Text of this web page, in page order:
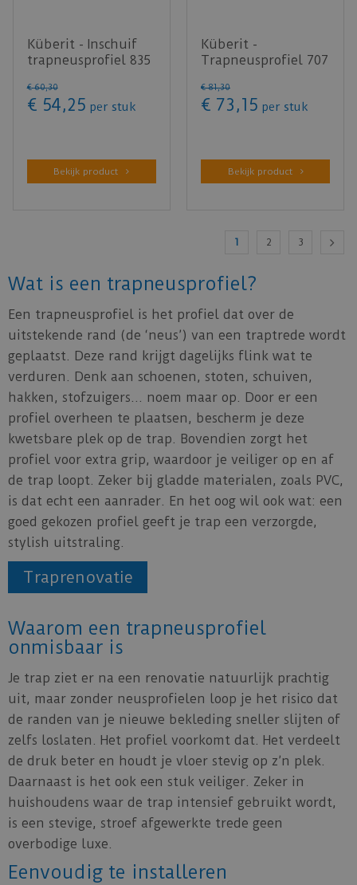
Küberit - Inschuif
trapneusprofiel 835
brons …
€ 60,30
€ 54,25 per stuk
Bekijk product
Küberit -
Trapneusprofiel 707
inleg - 250 cm
€ 81,30
€ 73 ,15 per stuk
Bekijk product
1 2 3
Wat is een trapneusprofiel?
Een trapneusprofiel is het profiel dat over de
uitstekende rand (de ‘neus’) van een traptrede wordt
geplaatst. Deze rand krijgt dagelijks flink wat te
verduren. Denk aan schoenen, stoten, schuiven,
hakken, stofzuigers… noem maar op. Door er een
profiel overheen te plaatsen, bescherm je deze
kwetsbare plek op de trap. Bovendien zorgt het
profiel voor extra grip, waardoor je veiliger op en af
de trap loopt. Zeker bij gladde materialen, zoals PVC,
is dat echt een aanrader. En het oog wil ook wat: een
goed gekozen profiel geeft je trap een verzorgde,
stylish uitstraling.
Traprenovatie
Waarom een trapneusprofiel
onmisbaar is
Je trap ziet er na een renovatie natuurlijk prachtig
uit, maar zonder neusprofielen loop je het risico dat
de randen van je nieuwe bekleding sneller slijten of
zelfs loslaten. Het profiel voorkomt dat. Het verdeelt
de druk beter en houdt je vloer stevig op z’n plek.
Daarnaast is het ook een stuk veiliger. Zeker in
huishoudens waar de trap intensief gebruikt wordt,
is een stevige, stroef afgewerkte trede geen
overbodige luxe.
Eenvoudig te installeren